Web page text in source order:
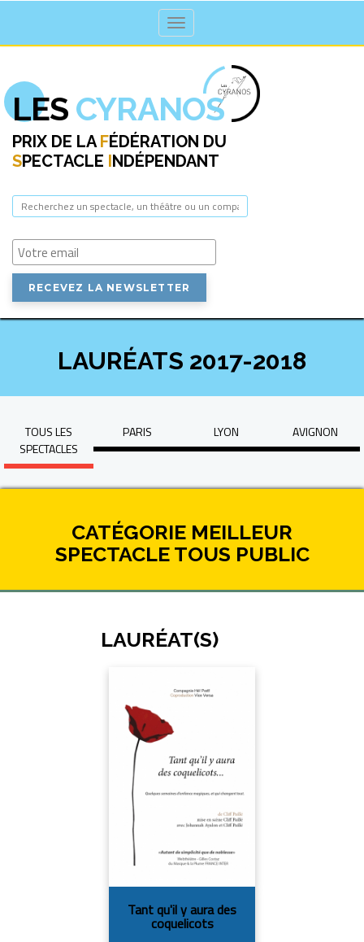
Toggle navigation
LES CYRANOS
PRIX DE LAFÉDÉRATION DU
SPECTACLE INDÉPENDANT
LAURÉATS 2017-2018
TOUS LES
SPECTACLES
PARIS LYON AVIGNON
CATÉGORIE MEILLEUR
SPECTACLE TOUS PUBLIC
LAURÉAT(S)
Tant qu'il y aura des
coquelicots